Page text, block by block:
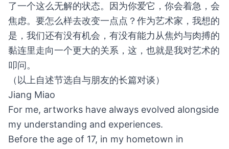
了一个这么无解的状态。因为你爱它，你会着急，会
焦虑。要怎么样去改变一点点？作为艺术家，我想的
是，我们还有没有机会，有没有能力从焦灼与肉搏的
黏连里走向一个更大的关系，这，也就是我对艺术的
叩问。
（以上自述节选自与朋友的长篇对谈）
Jiang Miao
For me, artworks have always evolved alongside
my understanding and experiences.
Before the age of 17, in my hometown in